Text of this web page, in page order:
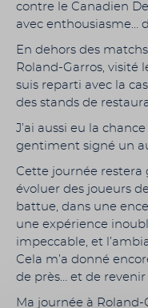
contre le Canadien
avec enthousiasme…
En dehors des
Roland-Garros, visité
suis reparti avec la
des stands de
J’ai aussi eu la
gentiment signé un
Cette journée restera
évoluer des joueurs
battue, dans une
une expérience
impeccable, et
Cela m’a donné
de près… et de revenir
Ma journée à